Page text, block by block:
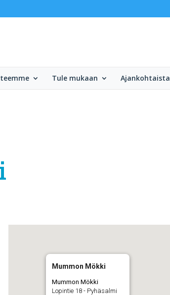
Tule mukaan Ajankohtaista
Mummon Mökki
Mummon Mökki
Lopintie 18 - Pyhäsalmi